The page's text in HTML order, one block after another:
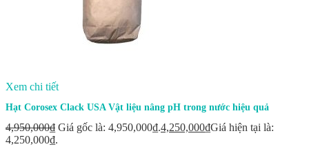
Xem chi tiết
Hạt Corosex Clack USA Vật liệu nâng pH trong nước hiệu quả
4,950,000₫ Giá gốc là: 4,950,000₫.4,250,000₫Giá hiện tại là:
4,250,000₫.